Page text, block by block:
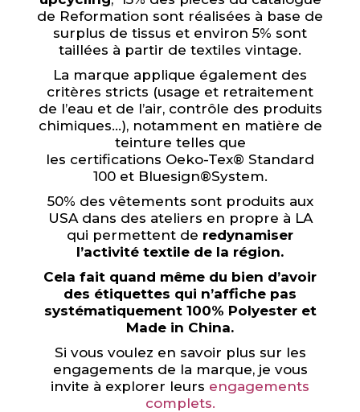
de Reformation sont réalisées à base de
surplus de tissus et environ 5% sont
taillées à partir de textiles vintage.
La marque applique également des
critères stricts (usage et retraitement
de l’eau et de l’air, contrôle des produits
chimiques…), notamment en matière de
teinture telles que
les certifications Oeko-Tex® Standard
100 et Bluesign®System.
50% des vêtements sont produits aux
USA dans des ateliers en propre à LA
qui permettent de redynamiser
l’activité textile de la région.
Cela fait quand même du bien d’avoir
des étiquettes qui n’affiche pas
systématiquement 100% Polyester et
Made in China.
Si vous voulez en savoir plus sur les
engagements de la marque, je vous
invite à explorer leurs engagements
complets.